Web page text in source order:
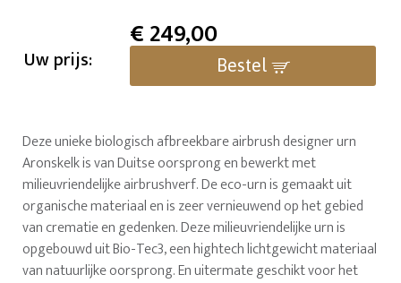
Uw prijs:
€249,00
Bestel
Deze unieke biologisch afbreekbare airbrush designer urn
Aronskelk is van Duitse oorsprong en bewerkt met
milieuvriendelijke airbrushverf. De eco-urn is gemaakt uit
organische materiaal en is zeer vernieuwend op het gebied
van crematie en gedenken. Deze milieuvriendelijke urn is
opgebouwd uit Bio-Tec3, een hightech lichtgewicht materiaal
van natuurlijke oorsprong. En uitermate geschikt voor het